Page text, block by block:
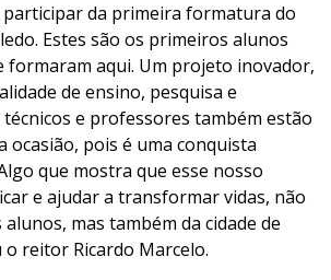
participar da primeira formatura do
Estes são os primeiros alunos
formaram aqui. Um projeto inovador,
de ensino, pesquisa e
e professores também estão
ocasião, pois é uma conquista
que mostra que esse nosso
e ajudar a transformar vidas, não
mas também da cidade de
o reitor Ricardo Marcelo.